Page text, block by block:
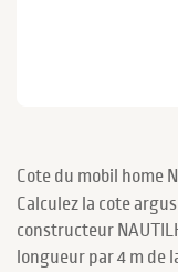
Cote du mobil home
Calculez la cote
constructeur
longueur par 4 m de